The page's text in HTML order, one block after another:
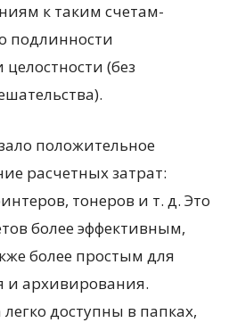
к таким счетам-
подлинности
(без
положительное
расчетных затрат:
тонеров и т. д. Это
более эффективным,
более простым для
и архивирования.
доступны в папках,